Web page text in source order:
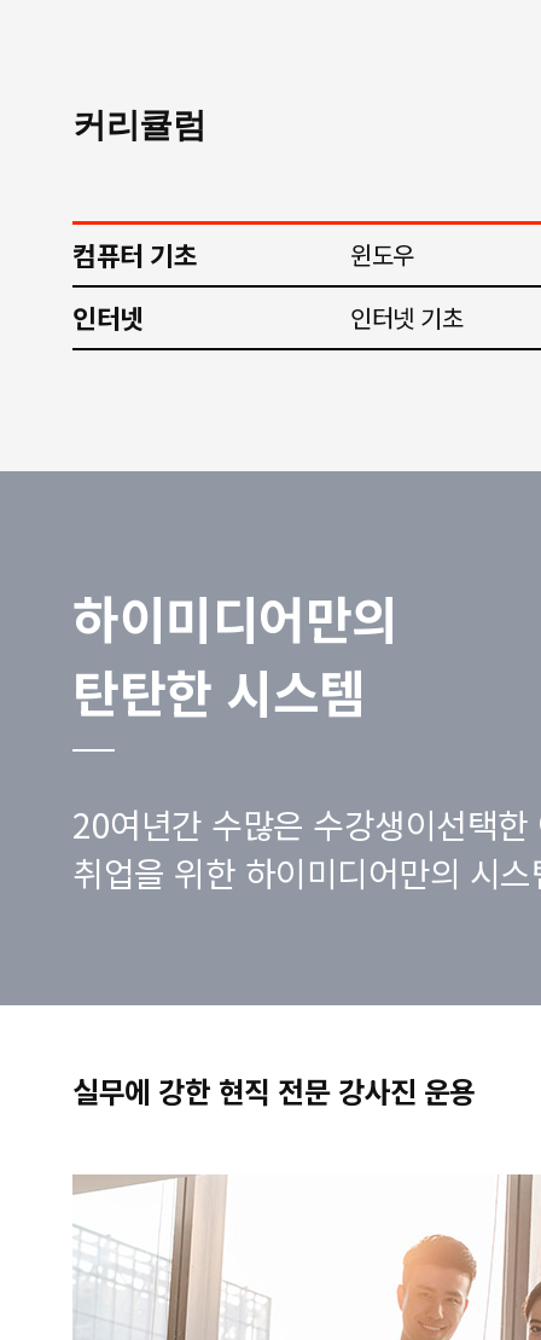
커리큘럼
컴퓨터 기초 윈도우
인터넷 인터넷 기초
하이미디어만의
탄탄한 시스템
20여년간 수많은 수강생이선택한
취업을 위한 하이미디어만의 시
실무에 강한 현직 전문 강사진 운용